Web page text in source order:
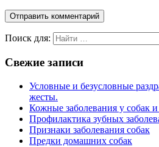
Поиск для:
Свежие записи
Условные и безусловные
жесты.
Кожные заболевания у собак
Профилактика зубных
Признаки заболевания собак
Предки домашних собак